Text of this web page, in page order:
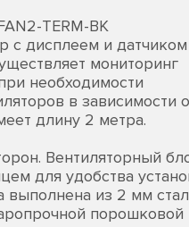
TERM-BK
с дисплеем и датчиком
мониторинг
необходимости
в зависимости
длину 2 метра.
Вентиляторный
для удобства
выполнена из 2 мм
порошковой